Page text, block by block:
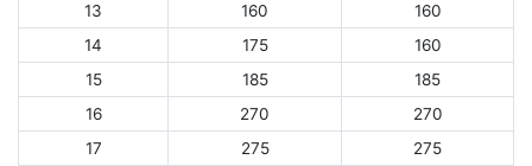
13
160
160
14
175
160
15
185
185
16
270
270
17
275 275